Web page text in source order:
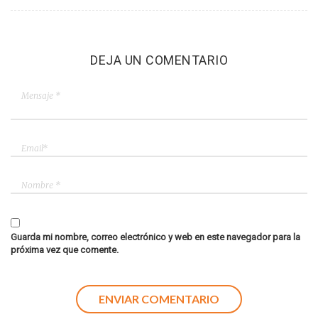
DEJA UN COMENTARIO
Guarda mi nombre, correo electrónico y web en este navegador para la
próxima vez que comente.